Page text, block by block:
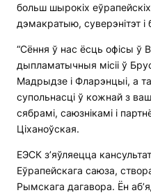
больш шырокіх
дэмакратыю, суверэнітэт
“Сёння ў нас ёсць офісы ў
дыпламатычныя місіі ў
Мадрыдзе і Фларэнцыі, а
супольнасці ў кожнай з
сябрамі, саюзнікамі і
Ціханоўская.
ЕЭСК з’яўляецца
Еўрапейскага саюза,
Рымскага дагавора. Ён